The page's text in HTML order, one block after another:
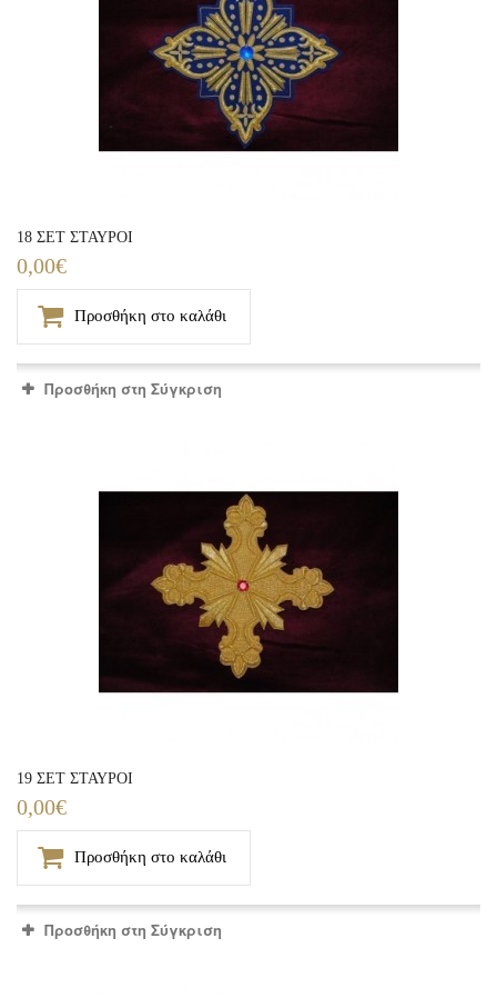
18 ΣΕΤ ΣΤΑΥΡΟΙ
0,00€
Προσθήκη στο καλάθι
Προσθήκη στη Σύγκριση
19 ΣΕΤ ΣΤΑΥΡΟΙ
0,00€
Προσθήκη στο καλάθι
Προσθήκη στη Σύγκριση